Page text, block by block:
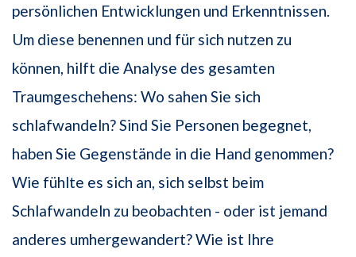
persönlichen Entwicklungen und Erkenntnissen.
Um diese benennen und für sich nutzen zu
können, hilft die Analyse des gesamten
Traumgeschehens: Wo sahen Sie sich
schlafwandeln? Sind Sie Personen begegnet,
haben Sie Gegenstände in die Hand genommen?
Wie fühlte es sich an, sich selbst beim
Schlafwandeln zu beobachten - oder ist jemand
anderes umhergewandert? Wie ist Ihre